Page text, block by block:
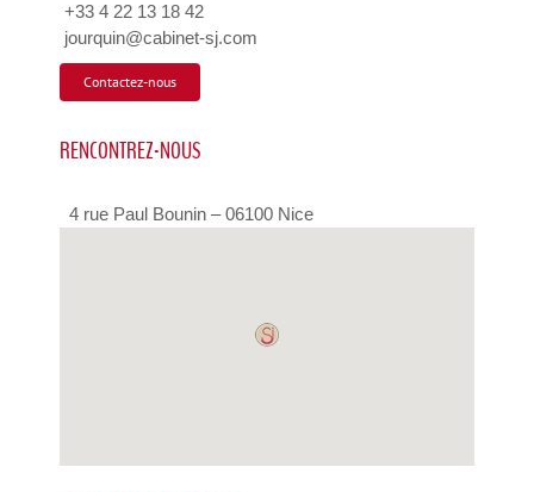
+33 4 22 13 18 42
jourquin@cabinet-sj.com
Contactez-nous
RENCONTREZ-NOUS
4 rue Paul Bounin – 06100 Nice